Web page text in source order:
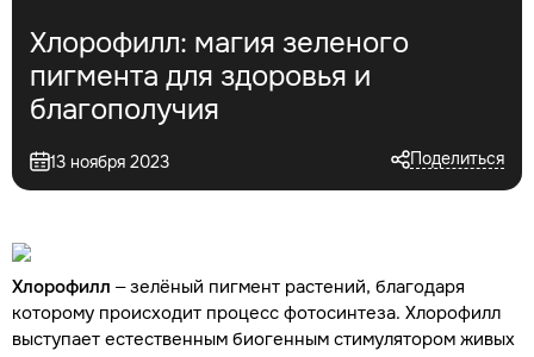
Хлорофилл: магия зеленого
пигмента для здоровья и
благополучия
13 ноября 2023 Поделиться
Хлорофилл – зелёный пигмент растений, благодаря
которому происходит процесс фотосинтеза. Хлорофилл
выступает естественным биогенным стимулятором живых